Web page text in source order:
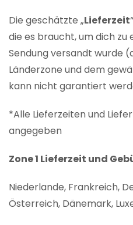
Die geschätzte „Lieferzeit
die es braucht, um dich
Sendung versandt wurde
Länderzone und dem
kann nicht garantiert
*Alle Lieferzeiten und
angegeben
Zone 1 Lieferzeit und
Niederlande, Frankreich,
Österreich, Dänemark,